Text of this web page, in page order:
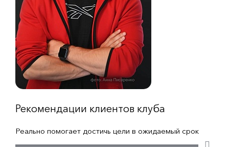
Рекомендации клиентов клуба
Реально помогает достичь цели в ожидаемый срок